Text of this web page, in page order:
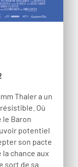
Thaler a un
Où
le Baron
potentiel
son pacte
chance aux
sort de sa